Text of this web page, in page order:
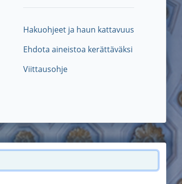
Hakuohjeet ja haun kattavuus
Ehdota aineistoa kerättäväksi
Viittausohje